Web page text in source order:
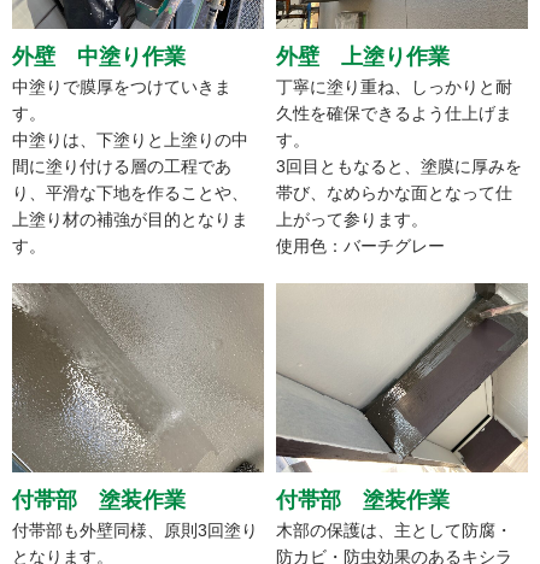
外壁 中塗り作業
中塗りで膜厚をつけていきま
す。
中塗りは、下塗りと上塗りの中
間に塗り付ける層の工程であ
り、平滑な下地を作ることや、
上塗り材の補強が目的となりま
す。
外壁 上塗り作業
丁寧に塗り重ね、しっかりと耐
久性を確保できるよう仕上げま
す。
3回目ともなると、塗膜に厚みを
帯び、なめらかな面となって仕
上がって参ります。
使用色：バーチグレー
付帯部 塗装作業
付帯部も外壁同様、原則3回塗り
となります。
付帯部 塗装作業
木部の保護は、主として防腐・
防カビ・防虫効果のあるキシラ